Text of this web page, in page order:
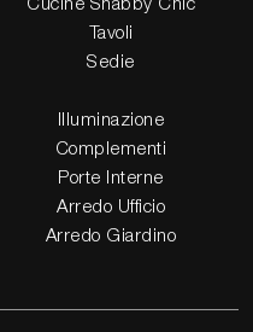
Cucine Shabby Chic
Tavoli
Sedie
Illuminazione
Complementi
Porte Interne
Arredo Ufficio
Arredo Giardino